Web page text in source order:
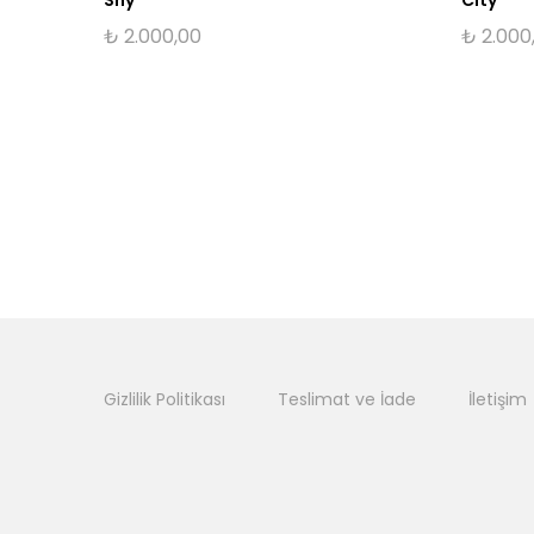
₺ 2.000,00 ₺
Gizlilik Politikası Teslimat ve İade İletişim